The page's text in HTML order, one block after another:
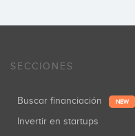
SECCIONES
Buscar financiación NEW
Invertir en startups